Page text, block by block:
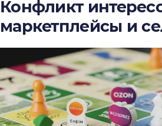
Конфликт
маркетплейсы и